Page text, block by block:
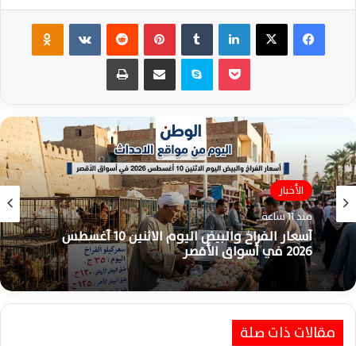
فيسبوك ‫X لينكدإن بينتيريست ‏VKontakte
سكايب مشاركة عبر البريد طباعة
الأخبار
منذ 11 ساعة
أسعار الفراخ والبيض اليوم الاثنين 10 أغسطس
2026 في أسواق الأقصر
مقالات ذات صلة